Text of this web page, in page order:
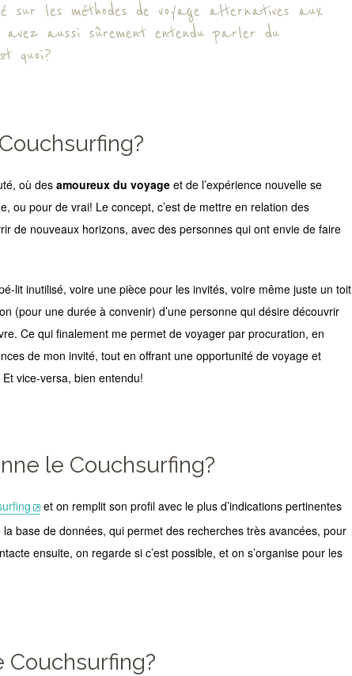
sur les méthodes de voyage alternatives aux
avez aussi sûrement entendu parler du
quoi?
où desamoureux du voyage et de l’expérience nouvelle se
ou pour de vrai! Le concept, c’est de mettre en relation des
de nouveaux horizons, avec des personnes qui ont envie de faire
lit inutilisé, voire une pièce pour les invités, voire même juste un toit
(pour une durée à convenir) d’une personne qui désire découvrir
Ce qui finalement me permet de voyager par procuration, en
de mon invité, tout en offrant une opportunité de voyage et
vice-versa, bien entendu!
le Couchsurfing?
et on remplit son profil avec le plus d’indications pertinentes
base de données, qui permet des recherches très avancées, pour
ensuite, on regarde si c’est possible, et on s’organise pour les